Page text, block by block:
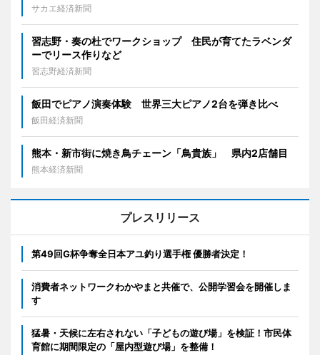
サカエ経済新聞
習志野・奏の杜でワークショップ 住民が育てたラベンダ
ーでリース作りなど
習志野経済新聞
飯田でピアノ演奏体験 世界三大ピアノ2台を弾き比べ
飯田経済新聞
熊本・新市街に焼き鳥チェーン「鳥貴族」 県内2店舗目
熊本経済新聞
プレスリリース
第49回G杯争奪全日本アユ釣り選手権 優勝者決定！
消費者ネットワークわかやまと共催で、公開学習会を開催しま
す
猛暑・天候に左右されない「子どもの遊び場」を検証！市民体
育館に期間限定の「屋内型遊び場」を整備！